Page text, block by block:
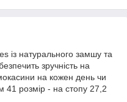
із натурального замшу та
зручність на
на кожен день чи
41 розмір - на стопу 27,2